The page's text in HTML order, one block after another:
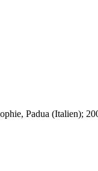
Padua (Italien);